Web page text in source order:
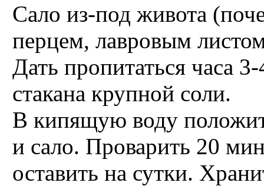
Сало из-под живота
перцем, лавровым
Дать пропитаться часа
стакана крупной соли.
В кипящую воду
и сало. Проварить 20
оставить на сутки.